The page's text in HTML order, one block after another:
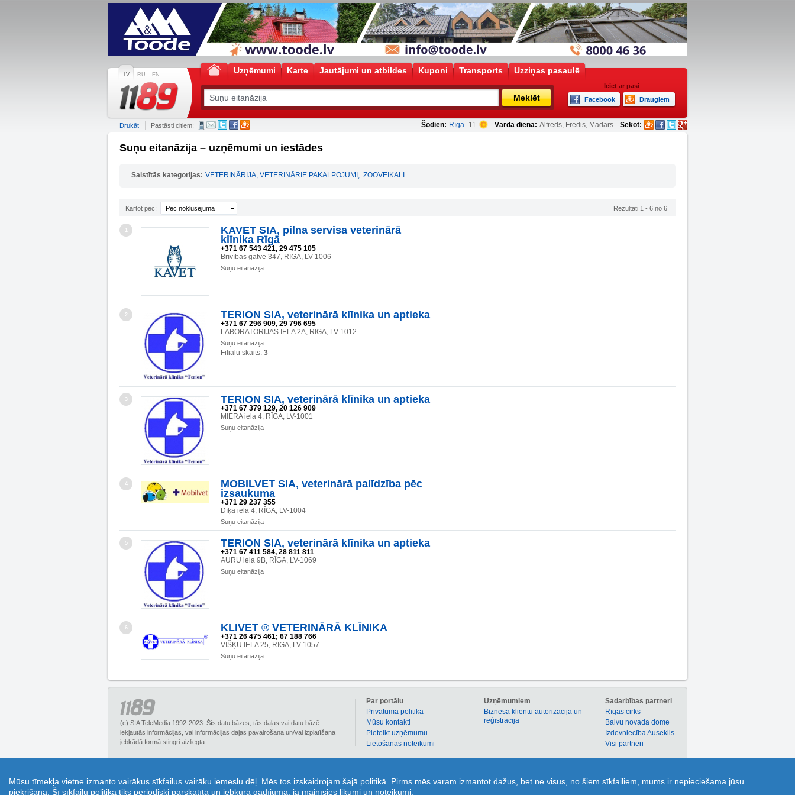
Mūsu tīmekļa vietne izmanto vairākus sīkfailus vairāku iemeslu dēļ. Mēs tos izskaidrojam šajā politikā. Pirms mēs varam izmantot dažus, bet ne visus, no šiem sīkfailiem, mums ir nepieciešama jūsu
piekrišana. Šī sīkfailu politika tiks periodiski pārskatīta un jebkurā gadījumā, ja mainīsies likumi un noteikumi.
LV RU EN Uzņēmumi Karte Jautājumi un atbildes Kuponi Transports Uzziņas pasaulē
Meklēt
Ieiet ar pasi
Facebook
Draugiem
Šodien: Rīga -11 Vārda diena: Alfrēds, Fredis, Madars Sekot:
Drukāt Pastāsti citiem:
Suņu eitanāzija – uzņēmumi un iestādes
Saistītās kategorijas: VETERINĀRIJA, VETERINĀRIE PAKALPOJUMI , ZOOVEIKALI
Kārtot pēc: Pēc noklusējuma Rezultāti 1 - 6 no 6
1
KAVET SIA, pilna servisa veterinārā
klīnika Rīgā
+371 67 543 421, 29 475 105
Brīvības gatve 347, RĪGA, LV-1006
Suņu eitanāzija
2 TERION SIA, veterinārā klīnika un aptieka
+371 67 296 909, 29 796 695
LABORATORIJAS IELA 2A, RĪGA, LV-1012
Suņu eitanāzija
Filiāļu skaits: 3
3 TERION SIA, veterinārā klīnika un aptieka
+371 67 379 129, 20 126 909
MIERA iela 4, RĪGA, LV-1001
Suņu eitanāzija
4
MOBILVET SIA, veterinārā palīdzība pēc
izsaukuma
+371 29 237 355
Dīķa iela 4, RĪGA, LV-1004
Suņu eitanāzija
5 TERION SIA, veterinārā klīnika un aptieka
+371 67 411 584, 28 811 811
AURU iela 9B, RĪGA, LV-1069
Suņu eitanāzija
6 KLIVET ® VETERINĀRĀ KLĪNIKA
+371 26 475 461; 67 188 766
VIŠĶU IELA 25, RĪGA, LV-1057
Suņu eitanāzija
(c) SIA TeleMedia 1992-2023. Šīs datu bāzes, tās daļas vai datu bāzē
iekļautās informācijas, vai informācijas daļas pavairošana un/vai izplatīšana
jebkādā formā stingri aizliegta.
Sadarbības partneri
Rīgas cirks
Balvu novada dome
Izdevniecība Auseklis
Visi partneri
Uzņēmumiem
Biznesa klientu autorizācija un
reģistrācija
Par portālu
Privātuma politika
Mūsu kontakti
Pieteikt uzņēmumu
Lietošanas noteikumi
1189.lv – Biznesa uzziņu portāls, piedāvā plašu informāciju par vairāk nekā 90 000 Latvijas uzņēmumiem. 1189.lv sadaļā kuponi ir pieejami atlaižu kuponi dažādām precēm un pakalpojumiem!
Tā ir lieliska iespēja ietaupīt un izmantot kuponus individuāli, bez termiņa ierobežojumiem un kolektīvās ažiotāžās! Sadaļa „Jautājumi un atbildes” dod iespēju katram 1189.lv lietotājam uzdot